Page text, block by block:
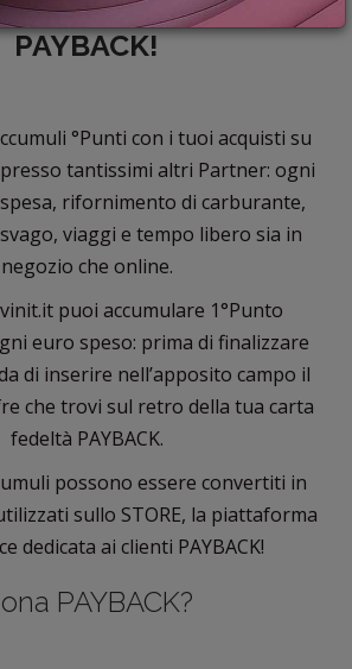
VINI È PARTNER
PAYBACK!
°Punti con i tuoi acquisti su
tantissimi altri Partner: ogni
rifornimento di carburante,
viaggi e tempo libero sia in
negozio che online.
puoi accumulare 1°Punto
euro speso: prima di finalizzare
di inserire nell’apposito campo il
che trovi sul retro della tua carta
fedeltà PAYBACK.
possono essere convertiti in
sullo STORE, la piattaforma
dedicata ai clienti PAYBACK!
PAYBACK?